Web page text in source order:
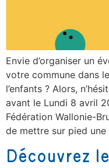
Envie d’organiser un
votre commune dans
l’enfants ? Alors,
avant le Lundi 8 avril
Fédération Wallonie-
de mettre sur pied
Découvrez